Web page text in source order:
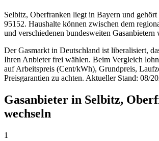
Selbitz, Oberfranken liegt in Bayern und gehört
95152. Haushalte können zwischen dem
und verschiedenen bundesweiten Gasanbietern
Der Gasmarkt in Deutschland ist liberalisiert,
Ihren Anbieter frei wählen. Beim Vergleich
auf Arbeitspreis (Cent/kWh), Grundpreis,
Preisgarantien zu achten. Aktueller Stand: 08/
Gasanbieter in Selbitz,
wechseln
1